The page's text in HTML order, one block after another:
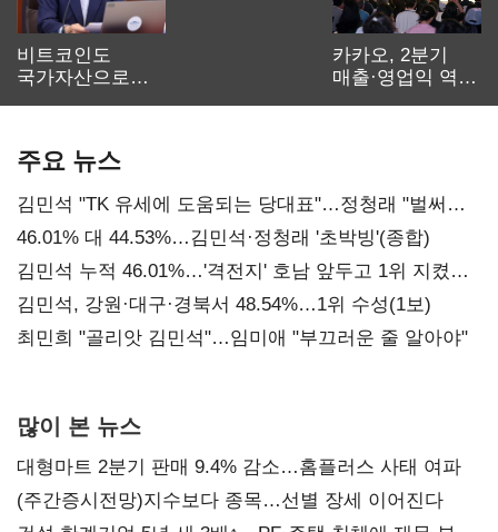
비트코인도
국가자산으로…'
카카오, 2분기
매출·영업익 역대
주요 뉴스
김민석 "TK 유세에 도움되는 당대표"…정청래 "벌써
대표된 양 당직 배분"
46.01% 대 44.53%…김민석·정청래 '초박빙'(종합)
김민석 누적 46.01%…'격전지' 호남 앞두고 1위 지켰다
(2보)
김민석, 강원·대구·경북서 48.54%…1위 수성(1보)
최민희 "골리앗 김민석"…임미애 "부끄러운 줄 알아야"
많이 본 뉴스
대형마트 2분기 판매 9.4% 감소…홈플러스 사태 여파
(주간증시전망)지수보다 종목…선별 장세 이어진다